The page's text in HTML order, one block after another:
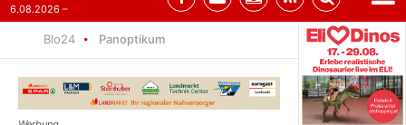
6.08.2026 –
Blo24 Panoptikum